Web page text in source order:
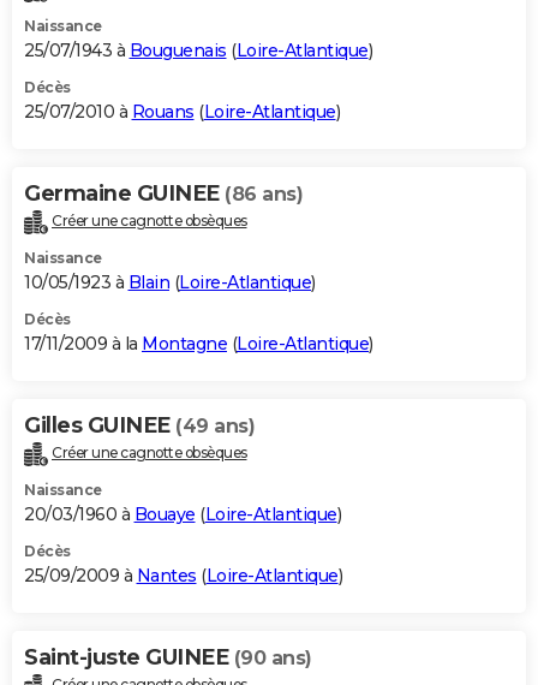
Naissance
25/07/1943 à Bouguenais (Loire-Atlantique)
Décès
25/07/2010 à Rouans (Loire-Atlantique)
Germaine GUINEE (86 ans)
Créer une cagnotte obsèques
Naissance
10/05/1923 à Blain (Loire-Atlantique)
Décès
17/11/2009 à la Montagne (Loire-Atlantique)
Gilles GUINEE (49 ans)
Créer une cagnotte obsèques
Naissance
20/03/1960 à Bouaye (Loire-Atlantique)
Décès
25/09/2009 à Nantes (Loire-Atlantique)
Saint-juste GUINEE (90 ans)